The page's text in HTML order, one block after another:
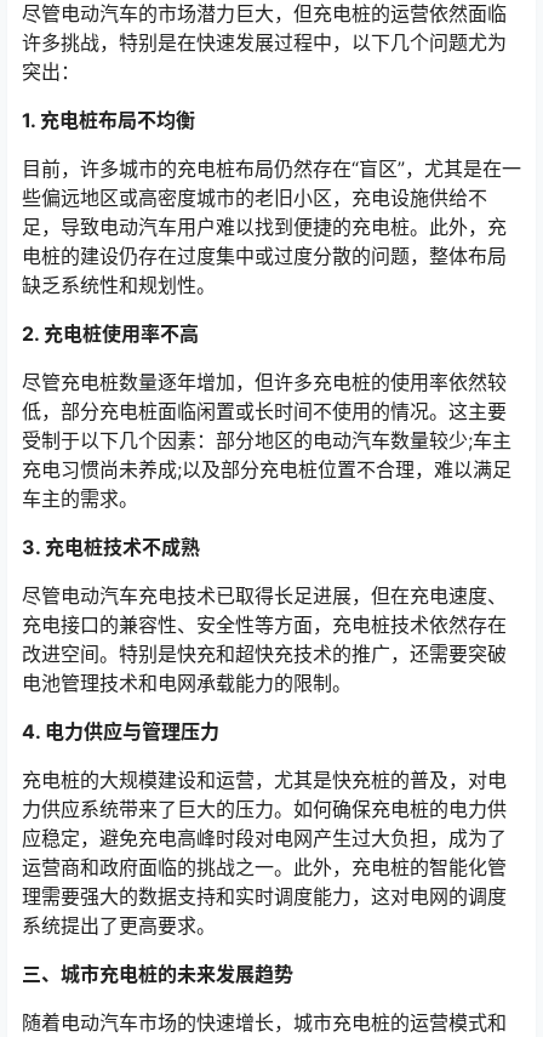
尽管电动汽车的市场潜力巨大，但充电桩的运营依然面临
许多挑战，特别是在快速发展过程中，以下几个问题尤为
突出：
1. 充电桩布局不均衡
目前，许多城市的充电桩布局仍然存在“盲区”，尤其是在一
些偏远地区或高密度城市的老旧小区，充电设施供给不
足，导致电动汽车用户难以找到便捷的充电桩。此外，充
电桩的建设仍存在过度集中或过度分散的问题，整体布局
缺乏系统性和规划性。
2. 充电桩使用率不高
尽管充电桩数量逐年增加，但许多充电桩的使用率依然较
低，部分充电桩面临闲置或长时间不使用的情况。这主要
受制于以下几个因素：部分地区的电动汽车数量较少;车主
充电习惯尚未养成;以及部分充电桩位置不合理，难以满足
车主的需求。
3. 充电桩技术不成熟
尽管电动汽车充电技术已取得长足进展，但在充电速度、
充电接口的兼容性、安全性等方面，充电桩技术依然存在
改进空间。特别是快充和超快充技术的推广，还需要突破
电池管理技术和电网承载能力的限制。
4. 电力供应与管理压力
充电桩的大规模建设和运营，尤其是快充桩的普及，对电
力供应系统带来了巨大的压力。如何确保充电桩的电力供
应稳定，避免充电高峰时段对电网产生过大负担，成为了
运营商和政府面临的挑战之一。此外，充电桩的智能化管
理需要强大的数据支持和实时调度能力，这对电网的调度
系统提出了更高要求。
三、城市充电桩的未来发展趋势
随着电动汽车市场的快速增长，城市充电桩的运营模式和